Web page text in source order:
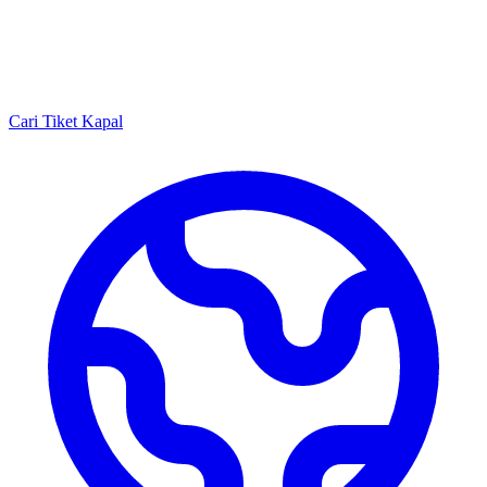
Cari Tiket Kapal